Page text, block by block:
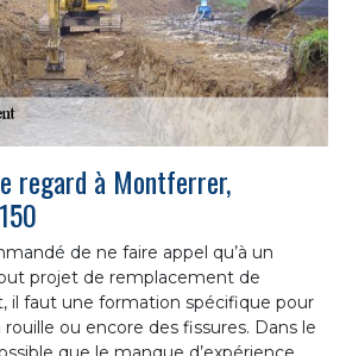
regard à Montferrer,
de ne faire appel qu’à un
projet de remplacement de
il faut une formation spécifique pour
ou encore des fissures. Dans le